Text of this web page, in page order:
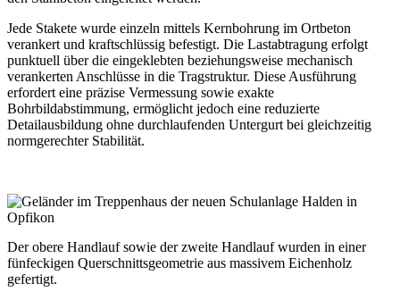
Jede Stakete wurde einzeln mittels Kernbohrung im Ortbeton
verankert und kraftschlüssig befestigt. Die Lastabtragung erfolgt
punktuell über die eingeklebten beziehungsweise mechanisch
verankerten Anschlüsse in die Tragstruktur. Diese Ausführung
erfordert eine präzise Vermessung sowie exakte
Bohrbildabstimmung, ermöglicht jedoch eine reduzierte
Detailausbildung ohne durchlaufenden Untergurt bei gleichzeitig
normgerechter Stabilität.
Der obere Handlauf sowie der zweite Handlauf wurden in einer
fünfeckigen Querschnittsgeometrie aus massivem Eichenholz
gefertigt.